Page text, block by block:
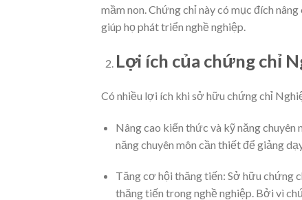
mầm non. Chứng chỉ này có mục đích
giúp họ phát triển nghề nghiệp.
Lợi ích của chứng chỉ
Có nhiều lợi ích khi sở hữu chứng chỉ
Nâng cao kiến thức và kỹ năng
năng chuyên môn cần thiết để giảng
Tăng cơ hội thăng tiến: Sở hữu chứng
thăng tiến trong nghề nghiệp. Bởi vì